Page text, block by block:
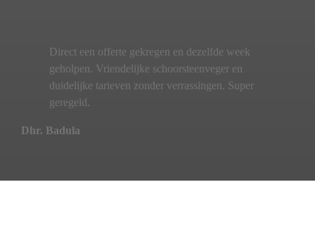
Direct een offerte gekregen en dezelfde week
geholpen. Vriendelijke schoorsteenveger en
duidelijke tarieven zonder verrassingen. Super
geregeld.
Dhr. Badula